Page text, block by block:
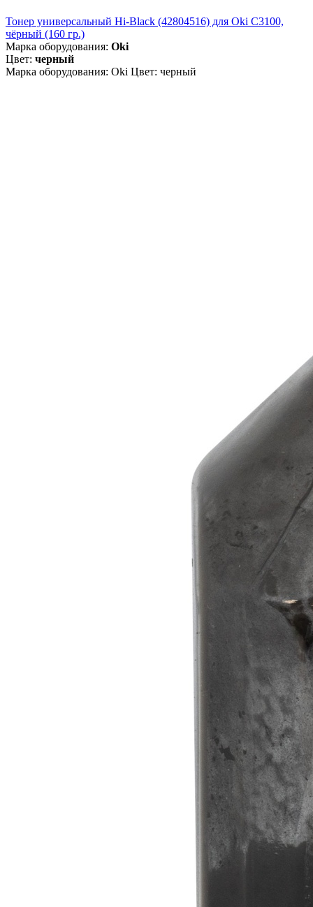
Тонер универсальный Hi-Black (42804516) для Oki С3100,
чёрный (160 гр.)
Марка оборудования: Oki
Цвет: черный
Марка оборудования: Oki Цвет: черный